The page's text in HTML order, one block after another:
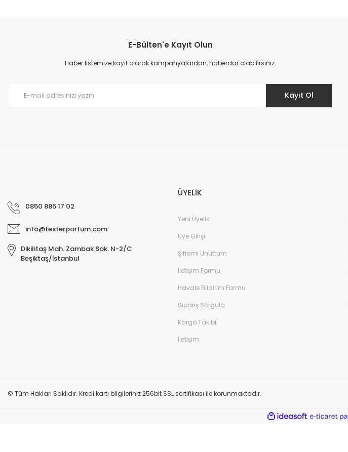
E-Bülten'e Kayıt Olun
Haber listemize kayıt olarak kampanyalardan, haberdar olabilirsiniz.
Kayıt Ol
0850 885 17 02
info@testerparfum.com
Dikilitaş Mah. Zambak Sok. N-2/C
Beşiktaş/İstanbul
ÜYELİK
Yeni Üyelik
Üye Girişi
Şifremi Unuttum
İletişim Formu
Havale Bildirim Formu
Sipariş Sorgula
Kargo Takibi
İletişim
© Tüm Hakları Saklıdır. Kredi kartı bilgileriniz 256bit SSL sertifikası ile korunmaktadır.
ideasoft